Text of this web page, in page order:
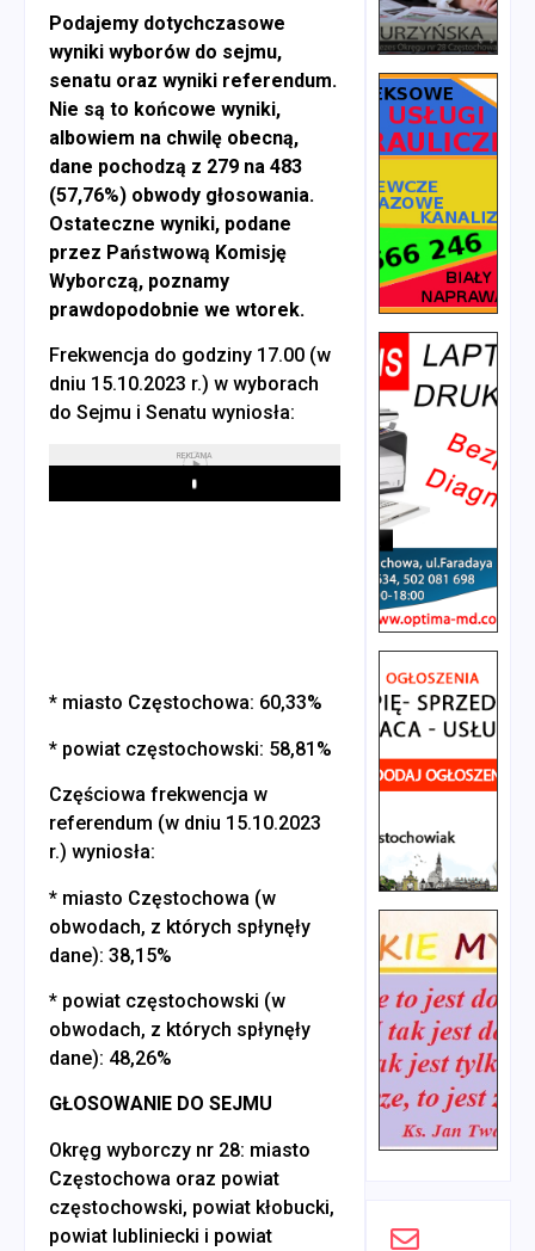
Podajemy dotychczasowe
wyniki wyborów do sejmu,
senatu oraz wyniki referendum.
Nie są to końcowe wyniki,
albowiem na chwilę obecną,
dane pochodzą z 279 na 483
(57,76%) obwody głosowania.
Ostateczne wyniki, podane
przez Państwową Komisję
Wyborczą, poznamy
prawdopodobnie we wtorek.
Frekwencja do godziny 17.00 (w
dniu 15.10.2023 r.) w wyborach
do Sejmu i Senatu wyniosła:
REKLAMA
Play
* miasto Częstochowa: 60,33%
* powiat częstochowski: 58,81%
Częściowa frekwencja w
referendum (w dniu 15.10.2023
r.) wyniosła:
* miasto Częstochowa (w
obwodach, z których spłynęły
dane): 38,15%
* powiat częstochowski (w
obwodach, z których spłynęły
dane): 48,26%
GŁOSOWANIE DO SEJMU
Okręg wyborczy nr 28: miasto
Częstochowa oraz powiat
częstochowski, powiat kłobucki,
powiat lubliniecki i powiat